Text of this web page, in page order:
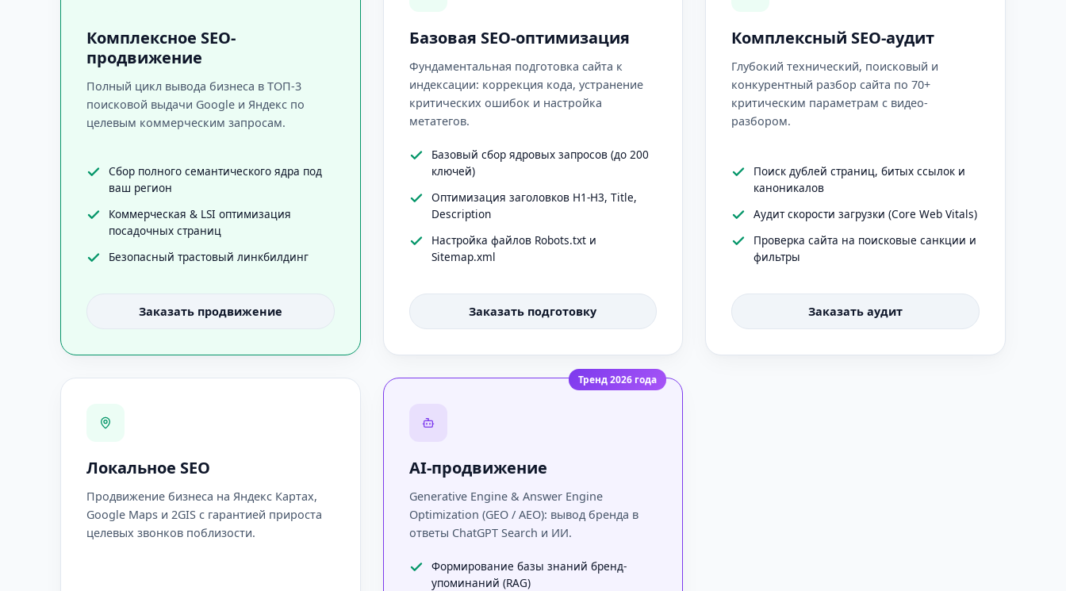
Комплексное SEO-
продвижение
Полный цикл вывода бизнеса в ТОП-3
поисковой выдачи Google и Яндекс по
целевым коммерческим запросам.
Сбор полного семантического ядра под
ваш регион
Коммерческая & LSI оптимизация
посадочных страниц
Безопасный трастовый линкбилдинг
Заказать продвижение
Базовая SEO-оптимизация
Фундаментальная подготовка сайта к
индексации: коррекция кода, устранение
критических ошибок и настройка
метатегов.
Базовый сбор ядровых запросов (до 200
ключей)
Оптимизация заголовков H1-H3, Title,
Description
Настройка файлов Robots.txt и
Sitemap.xml
Заказать подготовку
Комплексный SEO-аудит
Глубокий технический, поисковый и
конкурентный разбор сайта по 70+
критическим параметрам с видео-
разбором.
Поиск дублей страниц, битых ссылок и
каноникалов
Аудит скорости загрузки (Core Web Vitals)
Проверка сайта на поисковые санкции и
фильтры
Заказать аудит
Локальное SEO
Продвижение бизнеса на Яндекс Картах,
Google Maps и 2GIS с гарантией прироста
целевых звонков поблизости.
Тренд 2026 года
AI-продвижение
Generative Engine & Answer Engine
Optimization (GEO / AEO): вывод бренда в
ответы ChatGPT Search и ИИ.
Формирование базы знаний бренд-
упоминаний (RAG)